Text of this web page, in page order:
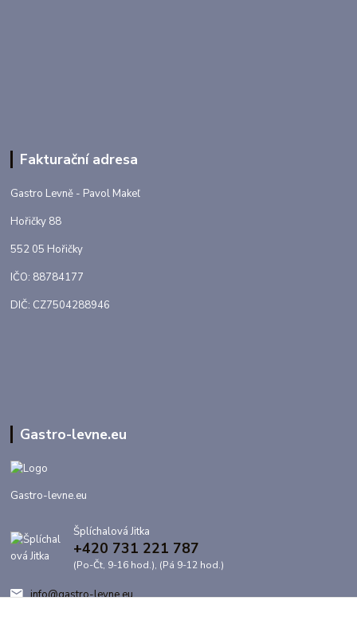
Fakturační adresa
Gastro Levně - Pavol Makeľ
Hořičky 88
552 05 Hořičky
IČO: 88784177
DIČ: CZ7504288946
Gastro-levne.eu
Gastro-levne.eu
Šplíchalová Jitka
+420 731 221 787
(Po-Čt, 9-16 hod.), (Pá 9-12 hod.)
info@gastro-levne.eu